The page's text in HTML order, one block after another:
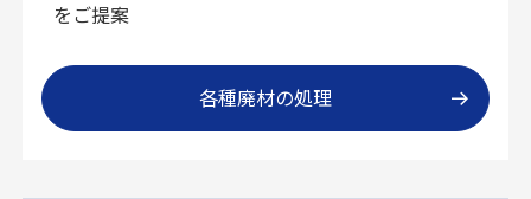
をご提案
各種廃材の処理